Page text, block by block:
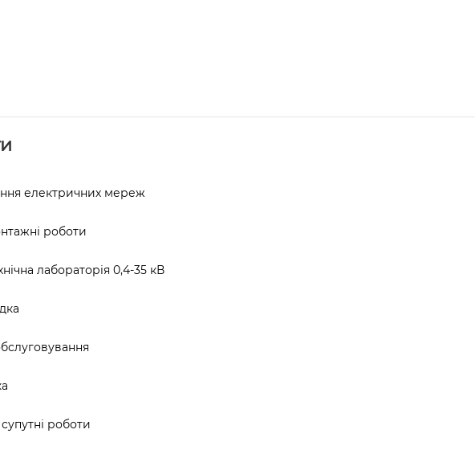
електричних мереж
роботи
лабораторія 0,4-35 кВ
роботи